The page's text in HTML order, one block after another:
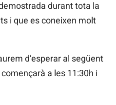
durant tota la
i que es coneixen molt
d’esperar al següent
a les 11:30h i